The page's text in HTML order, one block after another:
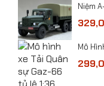
Niệm
​Mô